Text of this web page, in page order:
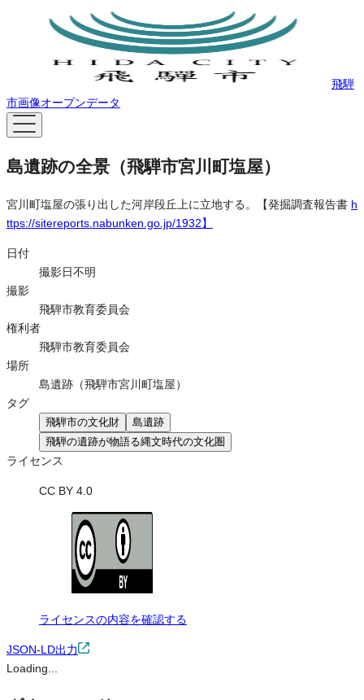
飛騨
市画像オープンデータ
島遺跡の全景（飛騨市宮川町塩屋）
宮川町塩屋の張り出した河岸段丘上に立地する。【発掘調査報告書 h
ttps://sitereports.nabunken.go.jp/1932】
日付
撮影日不明
撮影
飛騨市教育委員会
権利者
飛騨市教育委員会
場所
島遺跡（飛騨市宮川町塩屋）
タグ
飛騨市の文化財
島遺跡
飛騨の遺跡が物語る縄文時代の文化圏
ライセンス
CC BY 4.0
ライセンスの内容を確認する
JSON-LD出力
Loading...